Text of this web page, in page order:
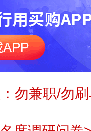
勿兼职/勿